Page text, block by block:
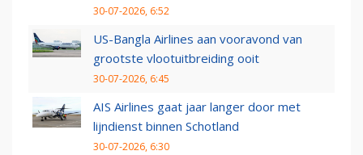
30-07-2026, 6:52
US-Bangla Airlines aan vooravond van
grootste vlootuitbreiding ooit
30-07-2026, 6:45
AIS Airlines gaat jaar langer door met
lijndienst binnen Schotland
30-07-2026, 6:30